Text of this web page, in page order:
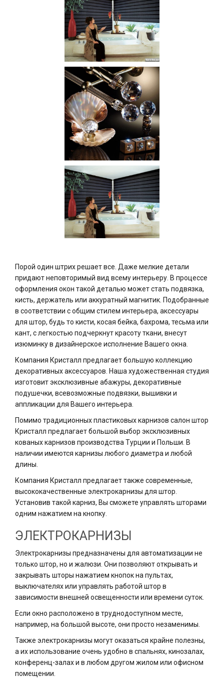
Порой один штрих решает все. Даже мелкие детали
придают неповторимый вид всему интерьеру. В процессе
оформления окон такой деталью может стать подвязка,
кисть, держатель или аккуратный магнитик. Подобранные
в соответствии с общим стилем интерьера, аксессуары
для штор, будь то кисти, косая бейка, бахрома, тесьма или
кант, с легкостью подчеркнут красоту ткани, внесут
изюминку в дизайнерское исполнение Вашего окна.
Компания Кристалл предлагает большую коллекцию
декоративных аксессуаров. Наша художественная студия
изготовит эксклюзивные абажуры, декоративные
подушечки, всевозможные подвязки, вышивки и
аппликации для Вашего интерьера.
Помимо традиционных пластиковых карнизов салон штор
Кристалл предлагает большой выбор эксклюзивных
кованых карнизов производства Турции и Польши. В
наличии имеются карнизы любого диаметра и любой
длины.
Компания Кристалл предлагает также современные,
высококачественные электрокарнизы для штор.
Установив такой карниз, Вы сможете управлять шторами
одним нажатием на кнопку.
ЭЛЕКТРОКАРНИЗЫ
Электрокарнизы предназначены для автоматизации не
только штор, но и жалюзи. Они позволяют открывать и
закрывать шторы нажатием кнопок на пультах,
выключателях или управлять работой штор в
зависимости внешней освещенности или времени суток.
Если окно расположено в труднодоступном месте,
например, на большой высоте, они просто незаменимы.
Также электрокарнизы могут оказаться крайне полезны,
а их использование очень удобно в спальнях, кинозалах,
конференц-залах и в любом другом жилом или офисном
помещении.